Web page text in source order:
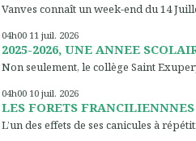
Vanves connaît un week-end du 14
04h00 11 juil. 2026
2025-2026, UNE ANNEE
Non seulement, le collège Saint
04h00 10 juil. 2026
LES FORETS
L’un des effets de ses canicules à